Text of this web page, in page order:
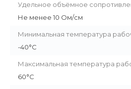
Удельное объёмное
Не менее 10 Ом/см
Минимальная температура
-40°С
Максимальная температура
60°С